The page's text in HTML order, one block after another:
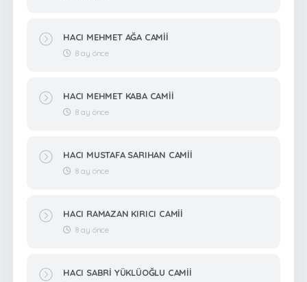
HACI MEHMET AĞA CAMİİ
8 ay önce
HACI MEHMET KABA CAMİİ
8 ay önce
HACI MUSTAFA SARIHAN CAMİİ
8 ay önce
HACI RAMAZAN KIRICI CAMİİ
8 ay önce
HACI SABRİ YÜKLÜOĞLU CAMİİ